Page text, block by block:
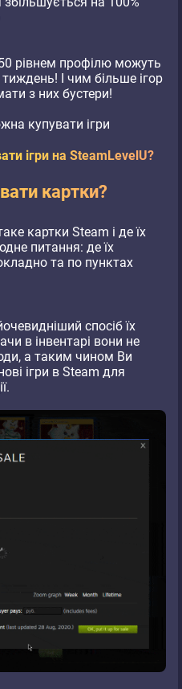
рівнем профілю можуть
І чим більше ігор
з них бустери!
купувати ігри
ігри на SteamLevelU?
картки?
картки Steam і де їх
питання: де їх
та по пунктах
спосіб їх
в інвентарі вони не
а таким чином Ви
ігри в Steam для